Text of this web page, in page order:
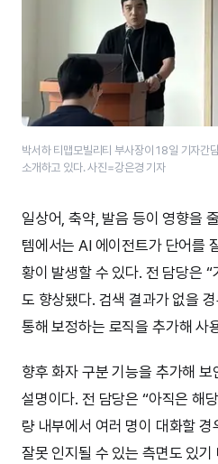
박서하 티맵모빌리티 부사장이 18일 기자간
소개하고 있다. 사진=강은경 기자
일상어, 축약, 발음 등이 영향을
템에서는 AI 에이전트가 단어를
황이 발생할 수 있다. 전 담당은
도 향상됐다. 검색 결과가 없을
통해 보정하는 로직을 추가해 사
향후 화자 구분 기능을 추가해
설명이다. 전 담당은 “아직은 해
량 내부에서 여러 명이 대화할
잘못 인지될 수 있는 측면도 있